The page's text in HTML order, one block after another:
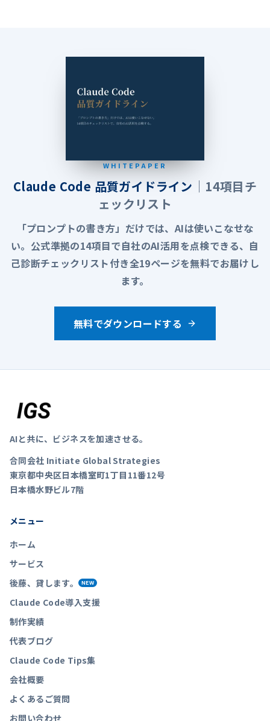
WHITEPAPER
Claude Code 品質ガイドライン ｜14項目チ
ェックリスト
「プロンプトの書き方」だけでは、AIは使いこなせな
い。公式準拠の14項目で自社のAI活用を点検できる、自
己診断チェックリスト付き全19ページを無料でお届けし
ます。
無料でダウンロードする
AIと共に、ビジネスを加速させる。
合同会社 Initiate Global Strategies
東京都中央区日本橋室町1丁目11番12号
日本橋水野ビル7階
メニュー
ホーム
サービス
後藤、貸します。 NEW
Claude Code導入支援
制作実績
代表ブログ
Claude Code Tips集
会社概要
よくあるご質問
お問い合わせ